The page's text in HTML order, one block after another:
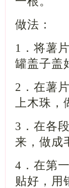
做法：
1
．将薯
罐盖子盖
2 ．在薯
上木珠，
3 ．在各
来，做成
4 ．在第
贴好，用